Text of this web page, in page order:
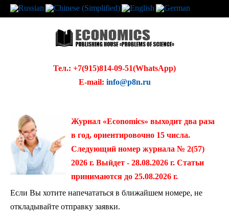
Тел.: +7(915)814-09-51(WhatsApp)
E-mail: info@p8n.ru
Журнал «Economics» выходит два раза
в год, ориентировочно 15 числа.
Следующий номер журнала № 2(57)
2026 г. Выйдет - 28.08.2026 г. Статьи
принимаются до 25.08.2026 г.
Если Вы хотите напечататься в ближайшем номере, не
откладывайте отправку заявки.